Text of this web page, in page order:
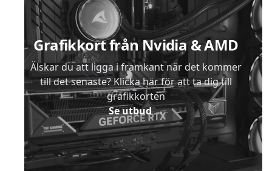
Grafikkort från Nvidia & AMD
Älskar du att ligga i framkant när det kommer
till det senaste? Klicka här för att ta dig till
grafikkorten
Se utbud→